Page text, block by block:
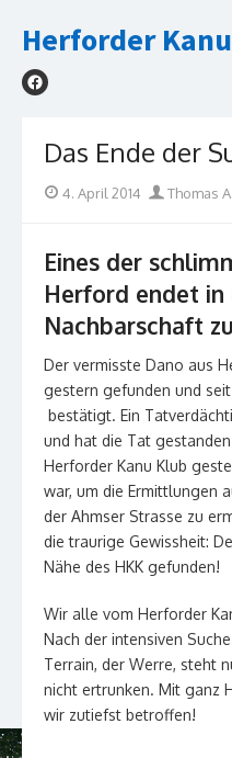
to
Herforder
Das Ende der
Posted
4. April 2014 Author
Thomas
Eines der
Herford endet
Nachbarschaft
Der vermisste Dano aus
gestern gefunden und
bestätigt. Ein
und hat die Tat
Herforder Kanu Klub
war, um die Ermittlungen
der Ahmser Strasse zu
die traurige Gewissheit:
Nähe des HKK gefunden!
Wir alle vom Herforder
Nach der intensiven
Terrain, der Werre, steht
nicht ertrunken. Mit ganz
wir zutiefst betroffen!